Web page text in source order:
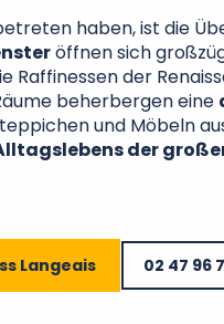
haben, ist die
öffnen sich
Raffinessen der
beherbergen eine
und Möbeln
der
Langeais 02 47 96